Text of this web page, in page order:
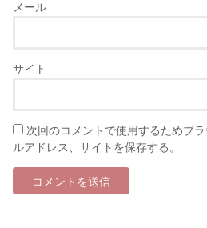
メール
サイト
次回のコメントで使用するためブ
ルアドレス、サイトを保存する。